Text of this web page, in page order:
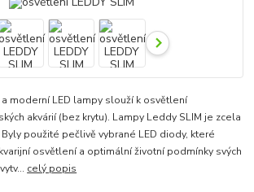
moderní LED lampy slouží k osvětlení
akvárií (bez krytu). Lampy Leddy SLIM je zcela
použité pečlivě vybrané LED diody, které
osvětlení a optimální životní podmínky svých
celý popis